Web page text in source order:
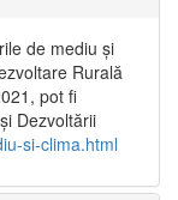
de mediu și
Rurală
pot fi
Dezvoltării
si-clima.html